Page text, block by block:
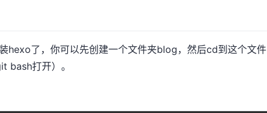
hexo了，你可以先创建一个文件夹blog，然后cd到这个文件
bash打开）。